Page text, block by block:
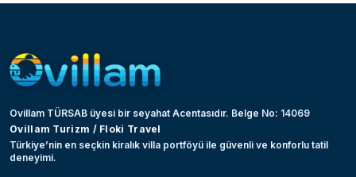
Ovillam TÜRSAB üyesi bir seyahat Acentasıdır. Belge No: 14069
Ovillam Turizm / Floki Travel
Türkiye’nin en seçkin kiralık villa portföyü ile güvenli ve konforlu tatil
deneyimi.